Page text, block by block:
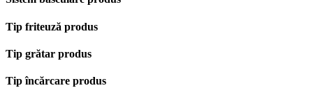
Tip friteuză produs
Tip grătar produs
Tip încărcare produs